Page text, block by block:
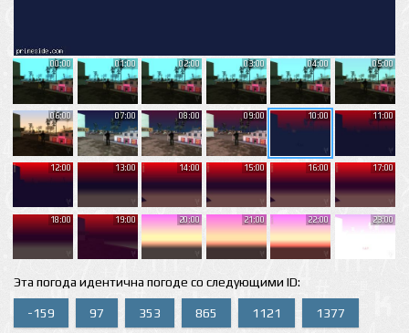
00:00 01:00 02:00 03:00 04:00 05:00
06:00 07:00 08:00 09:00 10:00 11:00
12:00 13:00 14:00 15:00 16:00 17:00
18:00 19:00 20:00 21:00 22:00 23:00
Эта погода идентична погоде со следующими ID:
-159 97 353 865 1121 1377